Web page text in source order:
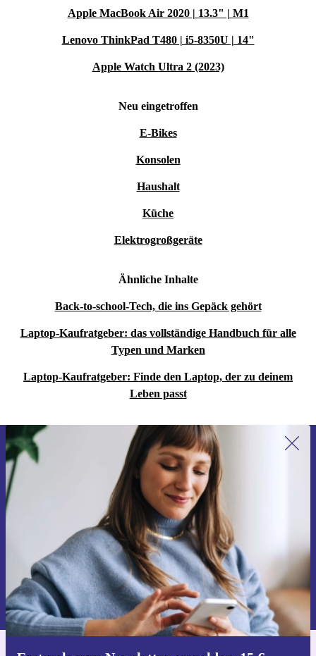
Apple MacBook Air 2020 | 13.3" | M1
Lenovo ThinkPad T480 | i5-8350U | 14"
Apple Watch Ultra 2 (2023)
Neu eingetroffen
E-Bikes
Konsolen
Haushalt
Küche
Elektrogroßgeräte
Ähnliche Inhalte
Back-to-school-Tech, die ins Gepäck gehört
Laptop-Kaufratgeber: das vollständige Handbuch für alle
Typen und Marken
Laptop-Kaufratgeber: Finde den Laptop, der zu deinem
Leben passt
Erstmals zum Newsletter anmelden,
15 € sparen!
Verpasse kein Angebot mehr.
Gutschein anfordern
Informationen über die Verwendung personenbezogener Daten findest
du in unserer
Datenschutzerklärung.